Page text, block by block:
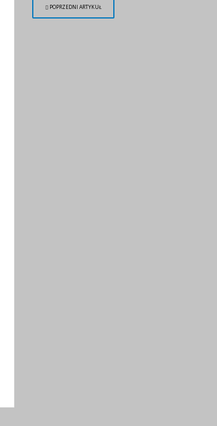
POPRZEDNI ARTYKUŁ